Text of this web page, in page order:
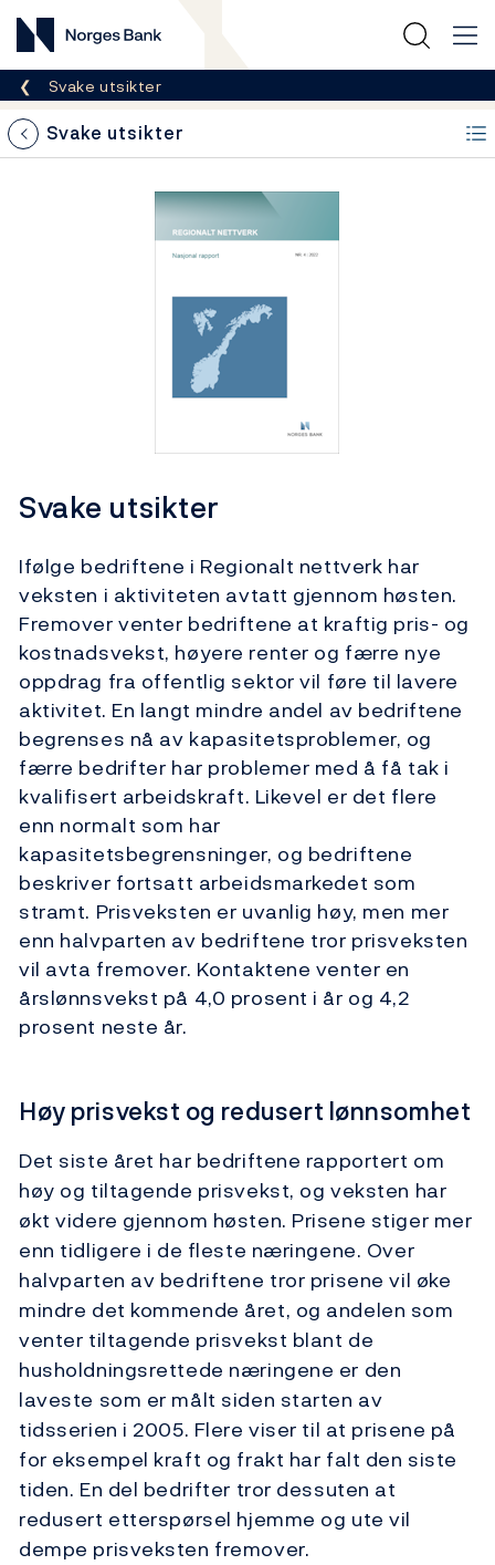
Norges Bank
Her er du nå:
Svake utsikter
Svake utsikter
Svake utsikter
Ifølge bedriftene i Regionalt nettverk har
veksten i aktiviteten avtatt gjennom høsten.
Fremover venter bedriftene at kraftig pris- og
kostnadsvekst, høyere renter og færre nye
oppdrag fra offentlig sektor vil føre til lavere
aktivitet. En langt mindre andel av bedriftene
begrenses nå av kapasitetsproblemer, og
færre bedrifter har problemer med å få tak i
kvalifisert arbeidskraft. Likevel er det flere
enn normalt som har
kapasitetsbegrensninger, og bedriftene
beskriver fortsatt arbeidsmarkedet som
stramt. Prisveksten er uvanlig høy, men mer
enn halvparten av bedriftene tror prisveksten
vil avta fremover. Kontaktene venter en
årslønnsvekst på 4,0 prosent i år og 4,2
prosent neste år.
Høy prisvekst og redusert lønnsomhet
Det siste året har bedriftene rapportert om
høy og tiltagende prisvekst, og veksten har
økt videre gjennom høsten. Prisene stiger mer
enn tidligere i de fleste næringene. Over
halvparten av bedriftene tror prisene vil øke
mindre det kommende året, og andelen som
venter tiltagende prisvekst blant de
husholdningsrettede næringene er den
laveste som er målt siden starten av
tidsserien i 2005. Flere viser til at prisene på
for eksempel kraft og frakt har falt den siste
tiden. En del bedrifter tror dessuten at
redusert etterspørsel hjemme og ute vil
dempe prisveksten fremover.